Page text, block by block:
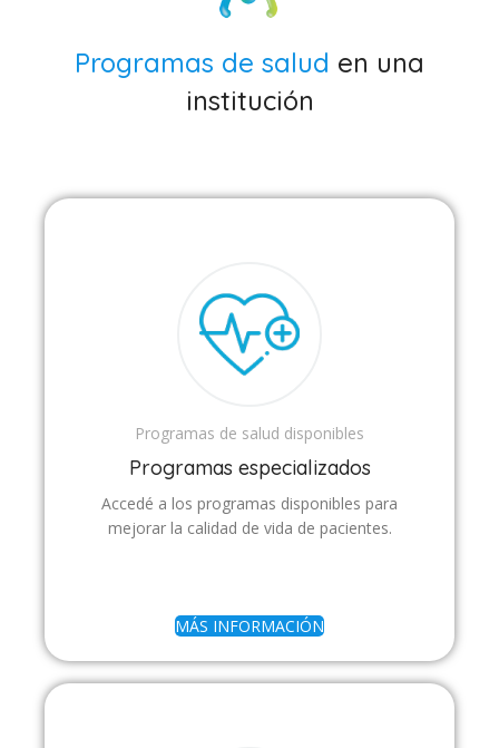
Programas de salud en una
institución
Programas de salud disponibles
Programas especializados
Accedé a los programas disponibles para
mejorar la calidad de vida de pacientes.
MÁS INFORMACIÓN